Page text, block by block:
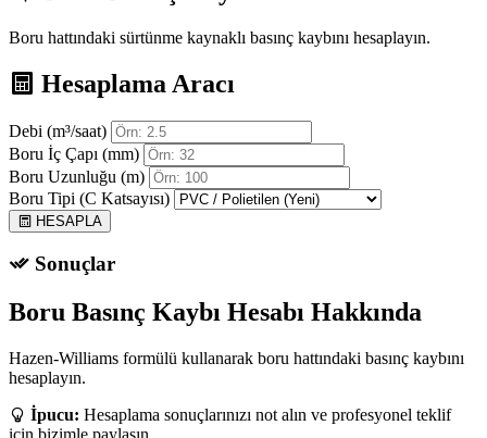
Boru hattındaki sürtünme kaynaklı basınç kaybını hesaplayın.
Hesaplama Aracı
Debi (m³/saat)
Boru İç Çapı (mm)
Boru Uzunluğu (m)
Boru Tipi (C Katsayısı)
HESAPLA
Sonuçlar
Boru Basınç Kaybı Hesabı Hakkında
Hazen-Williams formülü kullanarak boru hattındaki basınç kaybını
hesaplayın.
İpucu: Hesaplama sonuçlarınızı not alın ve profesyonel teklif